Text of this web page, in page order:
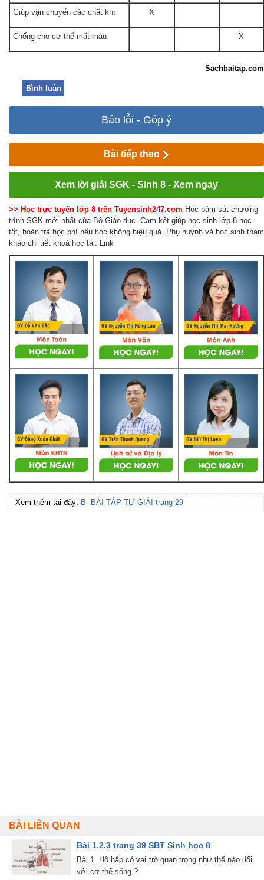
Giúp vận chuyển các chất khí X
Chống cho cơ thể mất máu X
Sachbaitap.com
Bình luận
Báo lỗi - Góp ý
Bài tiếp theo
Xem lời giải SGK - Sinh 8 - Xem ngay
>> Học trực tuyến lớp 8 trên Tuyensinh247.com Học bám sát chương
trình SGK mới nhất của Bộ Giáo dục. Cam kết giúp học sinh lớp 8 học
tốt, hoàn trả học phí nếu học không hiệu quả. Phụ huynh và học sinh tham
khảo chi tiết khoá học tại: Link
Xem thêm tại đây: B- BÀI TẬP TỰ GIẢI trang 29
BÀI LIÊN QUAN
Bài 1,2,3 trang 39 SBT Sinh học 8
Bài 1. Hô hấp có vai trò quan trọng như thế nào đối
với cơ thể sống ?